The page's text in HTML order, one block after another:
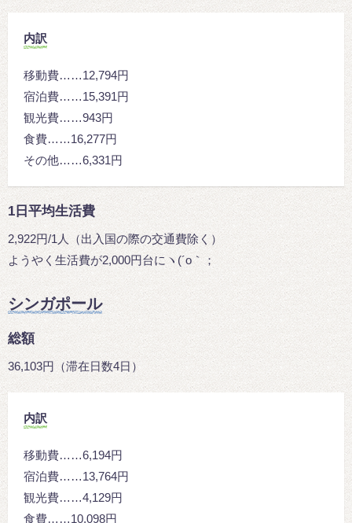
内訳
移動費……12,794円
宿泊費……15,391円
観光費……943円
食費……16,277円
その他……6,331円
1日平均生活費
2,922円/1人（出入国の際の交通費除く）
ようやく生活費が2,000円台にヽ(´o｀；
シンガポール
総額
36,103円（滞在日数4日）
内訳
移動費……6,194円
宿泊費……13,764円
観光費……4,129円
食費……10,098円